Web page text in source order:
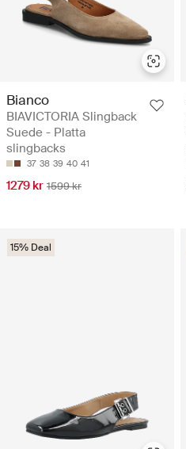
Bianco
BIAVICTORIA Slingback
Suede - Platta
slingbacks
37 38 39 40 41
1279 kr 1599 kr
15% Deal